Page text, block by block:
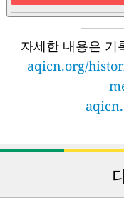
자세한 내용은 기
aqicn.org/